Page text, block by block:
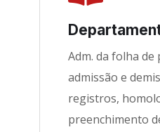
Adm. da folha de
admissão e
registros,
preenchimento